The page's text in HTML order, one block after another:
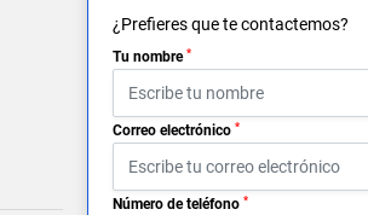
¿Prefieres que te contactemos?
Tu nombre *
Correo electrónico *
Número de teléfono *